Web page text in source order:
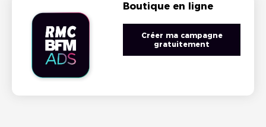
Boutique en ligne
Créer ma campagne
gratuitement